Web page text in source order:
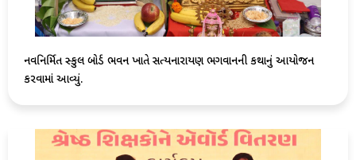
નવનિર્મિત સ્કુલ બોર્ડ ભવન ખાતે સત્યનારાયણ ભગવાનની કથાનું આયોજન
કરવામાં આવ્યું.